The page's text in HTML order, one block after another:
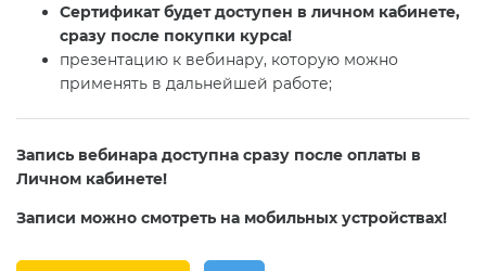
Сертификат будет доступен в личном кабинете,
сразу после покупки курса!
презентацию к вебинару, которую можно
применять в дальнейшей работе;
Запись вебинара доступна сразу после оплаты в
Личном кабинете!
Записи можно смотреть на мобильных устройствах!